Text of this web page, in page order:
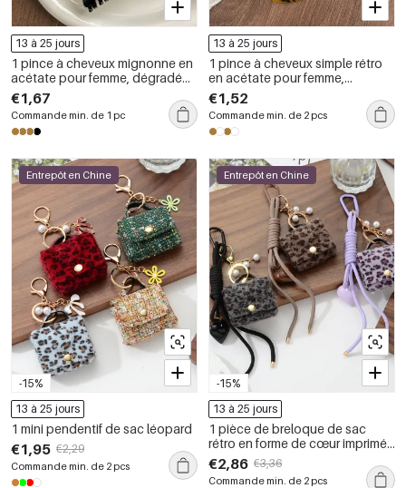
13 à 25 jours
1 pince à cheveux mignonne en
acétate pour femme, dégradé
de couleurs
€1,67
Commande min. de 1 pc
13 à 25 jours
1 pince à cheveux simple rétro
en acétate pour femme,
dégradé de couleurs
€1,52
Commande min. de 2 pcs
-15%
Entrepôt en Chine
13 à 25 jours
1 mini pendentif de sac léopard
€1,95 €2,29
Commande min. de 2 pcs
-15%
Entrepôt en Chine
13 à 25 jours
1 pièce de breloque de sac
rétro en forme de cœur imprimé
léopard
€2,86 €3,36
Commande min. de 2 pcs